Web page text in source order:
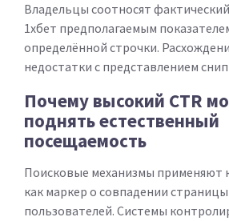
Владельцы соотносят
1хбет предполагаемым
определённой строчки.
недостатки с представлением
Почему высокий CTR
поднять естественный
посещаемость
Поисковые механизмы применяют
как маркер о совпадении
пользователей. Системы